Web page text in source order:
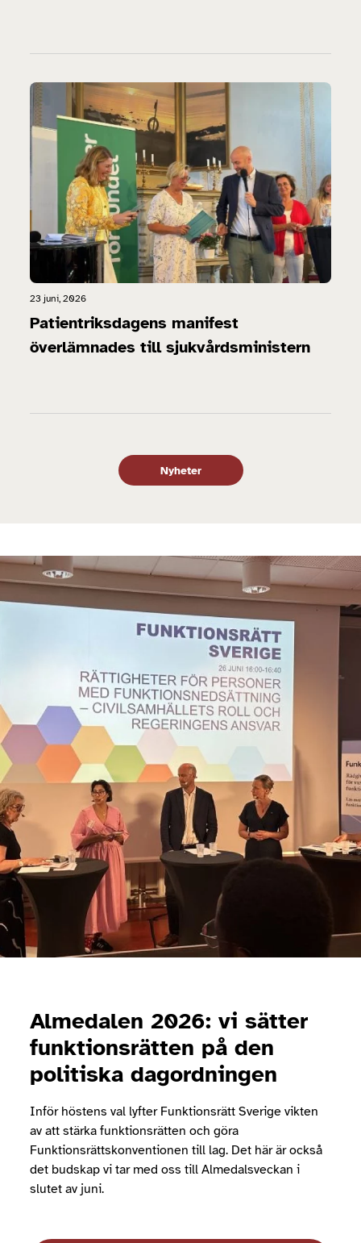
23 juni, 2026
Patientriksdagens manifest
överlämnades till sjukvårdsministern
Nyheter
Almedalen 2026: vi sätter
funktionsrätten på den
politiska dagordningen
Inför höstens val lyfter Funktionsrätt Sverige vikten
av att stärka funktionsrätten och göra
Funktionsrättskonventionen till lag. Det här är också
det budskap vi tar med oss till Almedalsveckan i
slutet av juni.